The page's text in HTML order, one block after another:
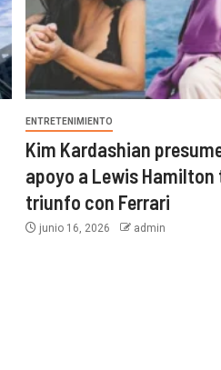
ENTRETENIMIENTO
Kim Kardashian
apoyo a Lewis Hamilton
triunfo con Ferrari
junio 16, 2026 admin